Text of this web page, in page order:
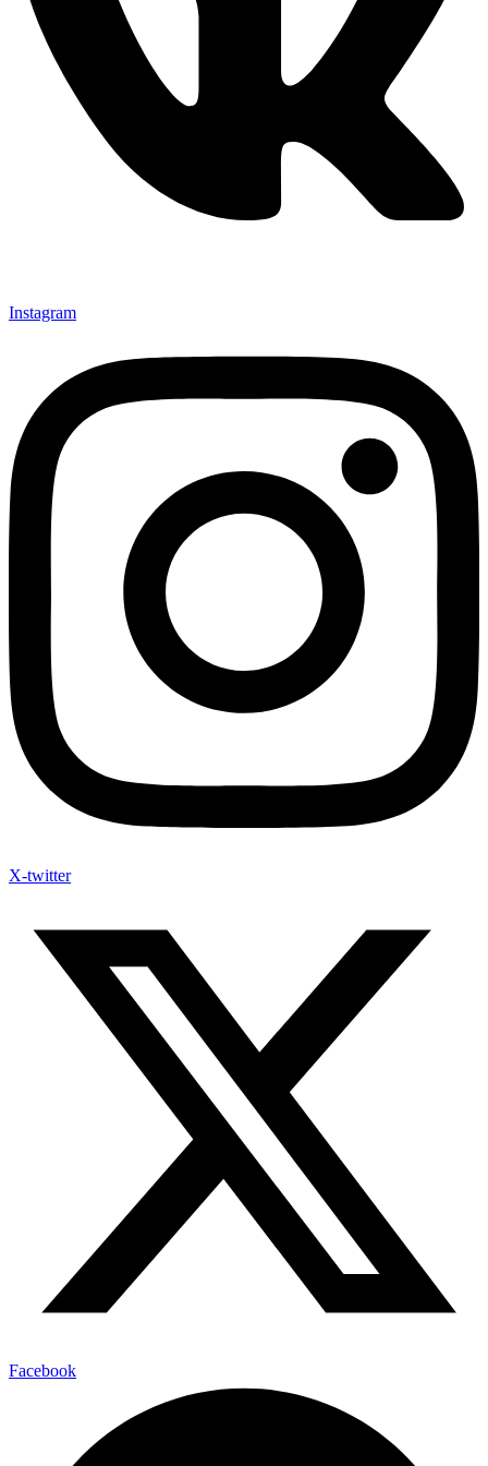
Instagram
X-twitter
Facebook